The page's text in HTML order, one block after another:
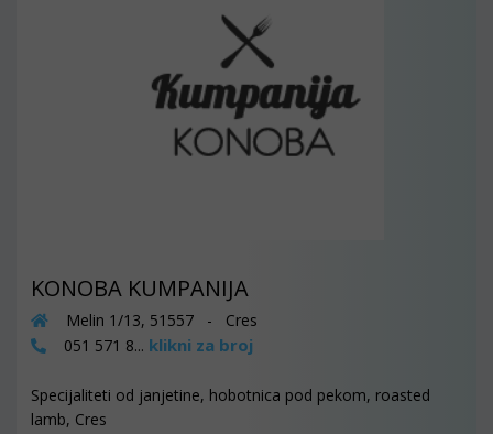
KONOBA KUMPANIJA
Melin 1/13, 51557 - Cres
051 571 8... klikni za broj
Specijaliteti od janjetine, hobotnica pod pekom, roasted
lamb, Cres